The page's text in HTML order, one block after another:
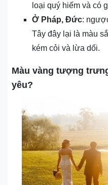
loại quý hiếm và có
Ở Pháp, Đức:
Tây đây lại là màu
kém cỏi và lừa dối.
Màu vàng tượng
yêu?